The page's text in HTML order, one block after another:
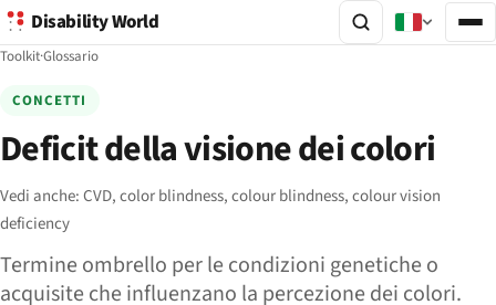
Disability World
Toolkit·Glossario
CONCETTI
Deficit della visione dei colori
Vedi anche:CVD,color blindness,colour blindness,colour vision
deficiency
Termine ombrello per le condizioni genetiche o
acquisite che influenzano la percezione dei colori.